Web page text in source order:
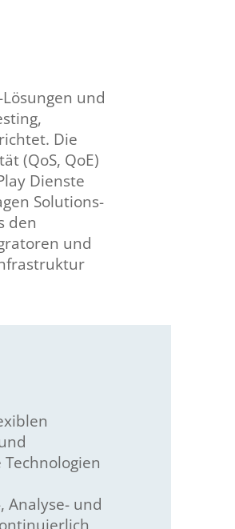
und
Die
(QoS, QoE)
Dienste
Solutions-
den
und
Analyse- und